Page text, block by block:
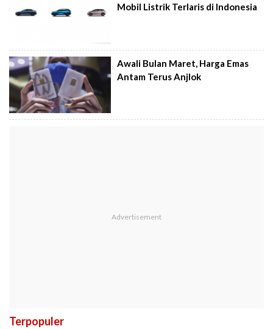
Mobil Listrik Terlaris di Indonesia
Awali Bulan Maret, Harga Emas
Antam Terus Anjlok
Terpopuler